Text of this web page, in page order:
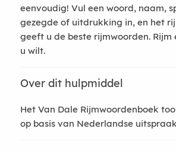
eenvoudig! Vul een woord, naam,
gezegde of uitdrukking in, en het
geeft u de beste rijmwoorden. Rijm
u wilt.
Over dit hulpmiddel
Het Van Dale Rijmwoordenboek
op basis van Nederlandse